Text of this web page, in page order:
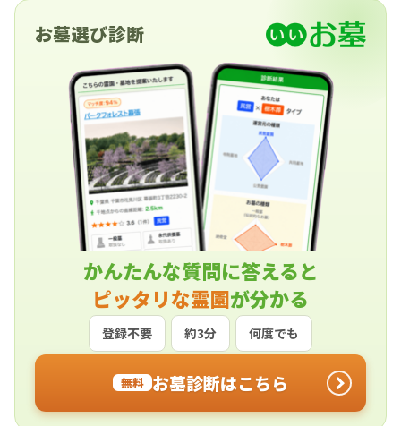
お墓選び診断
かんたんな質問に答えると
ピッタリな霊園が分かる
登録不要 約3分 何度でも
無料 お墓診断はこちら